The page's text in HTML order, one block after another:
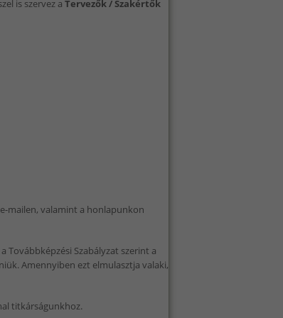
is szervez a Tervezők / Szakértők
mailen, valamint a honlapunkon
Továbbképzési Szabályzat szerint a
Amennyiben ezt elmulasztja valaki,
titkárságunkhoz.